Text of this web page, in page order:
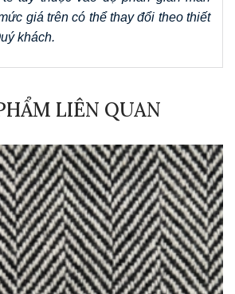
giá trên có thể thay đổi theo thiết
khách.
LIÊN QUAN